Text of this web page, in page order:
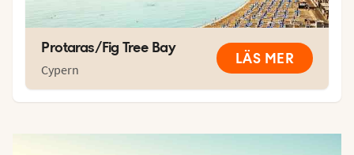
Protaras/Fig Tree Bay
Cypern
LÄS MER